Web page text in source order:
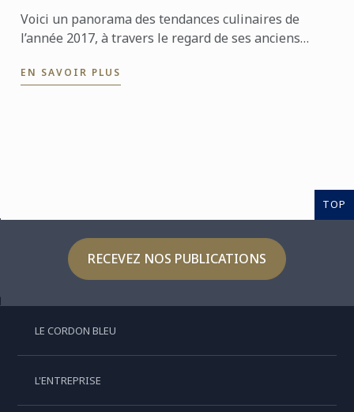
Voici un panorama des tendances culinaires de
l’année 2017, à travers le regard de ses anciens
EN SAVOIR PLUS
TOP
RECEVEZ NOS PUBLICATIONS
LE CORDON BLEU
L'ENTREPRISE